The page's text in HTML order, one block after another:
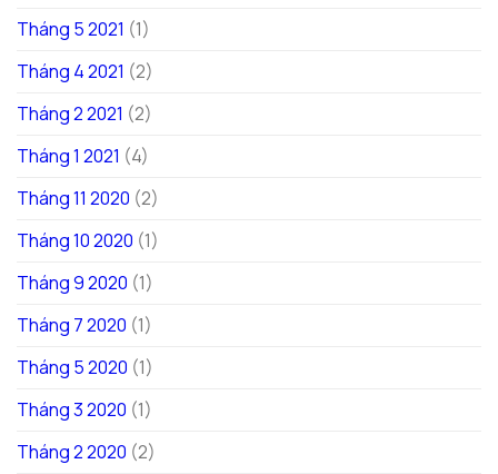
Tháng 5 2021 (1)
Tháng 4 2021 (2)
Tháng 2 2021 (2)
Tháng 1 2021 (4)
Tháng 11 2020 (2)
Tháng 10 2020 (1)
Tháng 9 2020 (1)
Tháng 7 2020 (1)
Tháng 5 2020 (1)
Tháng 3 2020 (1)
Tháng 2 2020 (2)